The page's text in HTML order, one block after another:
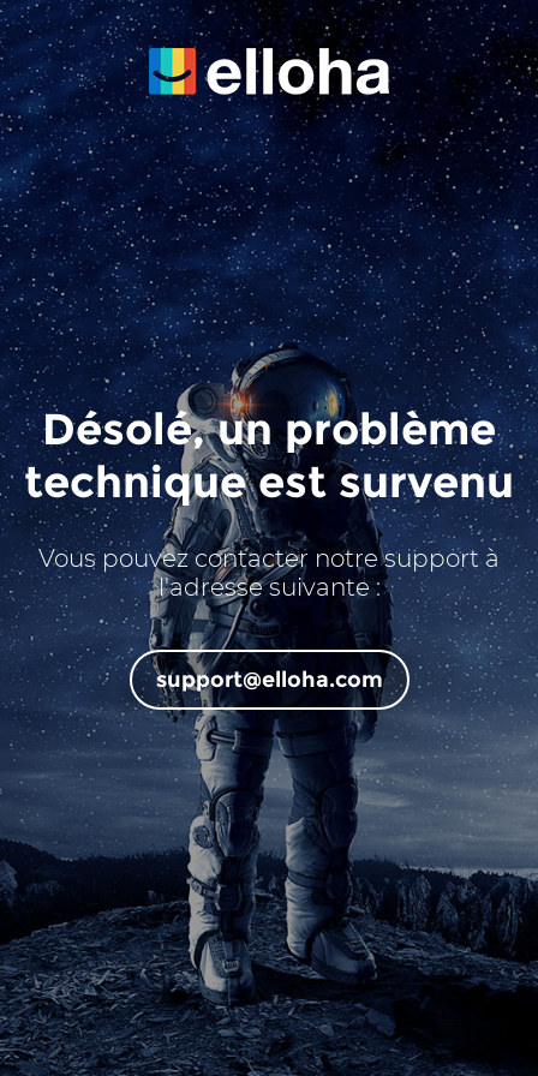
Désolé, un problème
technique est survenu
Vous pouvez contacter notre support à
l'adresse suivante :
support@elloha.com